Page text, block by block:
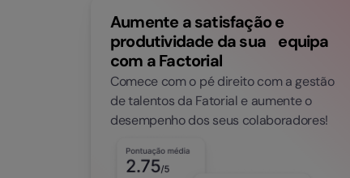
competências eficaz
Da teoria à prática: exemplos de perguntas
para entrevistas por competências
Avaliação do candidato: como interpretar
respostas e sinais de alerta
Simplifique o recrutamento com a Factorial:
faça a gestão de entrevistas e avalie
candidatos com facilidade
Aumente a satisfação e
produtividade da sua equipa
com a Factorial
Comece com o pé direito com a gestão
de talentos da Fatorial e aumente o
desempenho dos seus colaboradores!